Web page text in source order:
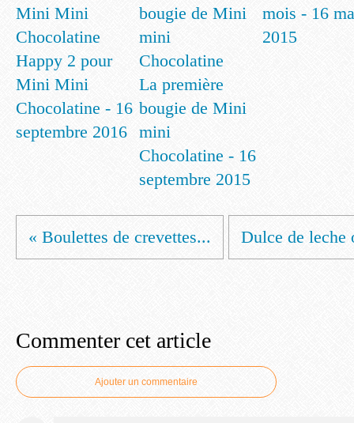
Happy 2 pour
Mini Mini
Chocolatine - 16
septembre 2016
La première
bougie de Mini
mini
Chocolatine - 16
septembre 2015
mois - 16
2015
« Boulettes de crevettes... Dulce de leche
Commenter cet article
Ajouter un commentaire